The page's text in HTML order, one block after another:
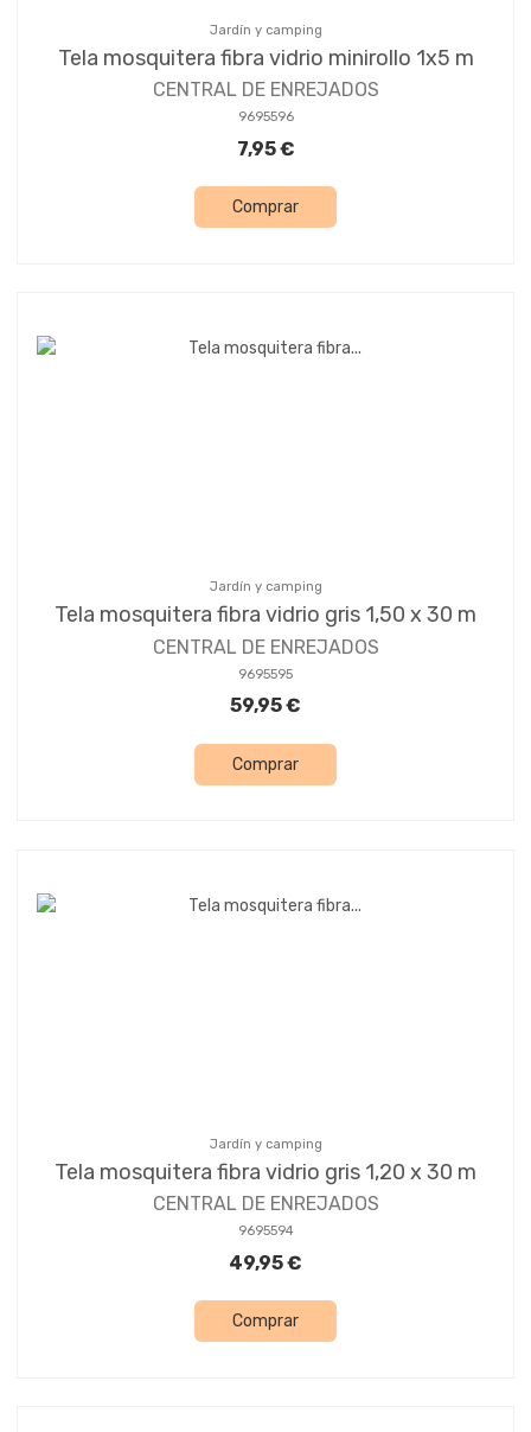
Jardín y camping
Tela mosquitera fibra vidrio minirollo 1x5 m
CENTRAL DE ENREJADOS
9695596
7,95 €
Comprar
Jardín y camping
Tela mosquitera fibra vidrio gris 1,50 x 30 m
CENTRAL DE ENREJADOS
9695595
59,95 €
Comprar
Jardín y camping
Tela mosquitera fibra vidrio gris 1,20 x 30 m
CENTRAL DE ENREJADOS
9695594
49,95 €
Comprar